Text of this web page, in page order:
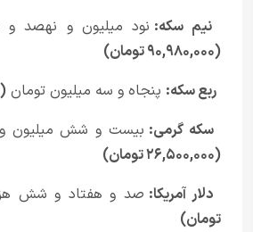
نیم سکه: نود میلیون و نهصد و
(۹۰,۹۸۰,۰۰۰ تومان)
ربع سکه: پنجاه و سه میلیون تومان (۵۳,۰۰۰,۰۰۰ تومان)
سکه گرمی: بیست و شش میلیون و
(۲۶,۵۰۰,۰۰۰ تومان)
دلار آمریکا: صد و هفتاد و شش
تومان)